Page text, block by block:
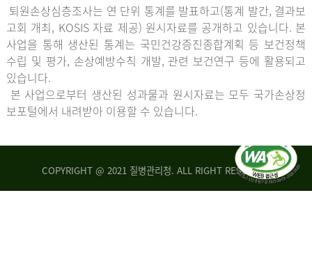
퇴원손상심층조사는 연 단위 통계를 발표하고(통계 발간, 결과보
고회 개최, KOSIS 자료 제공) 원시자료를 공개하고 있습니다. 본
사업을 통해 생산된 통계는 국민건강증진종합계획 등 보건정책
수립 및 평가, 손상예방수칙 개발, 관련 보건연구 등에 활용되고
있습니다.
본 사업으로부터 생산된 성과물과 원시자료는 모두 국가손상정
보포털에서 내려받아 이용할 수 있습니다.
COPYRIGHT @ 2021 질병관리청. ALL RIGHT RESERVED